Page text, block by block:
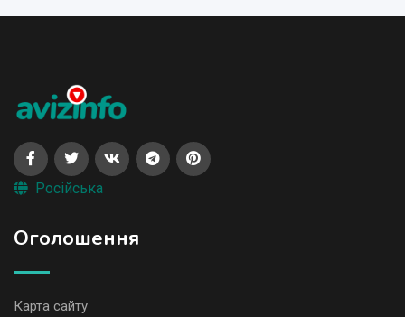
Російська
Оголошення
Карта сайту